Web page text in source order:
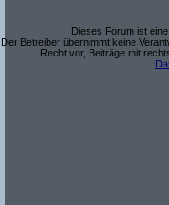
Dieses Forum ist
Der Betreiber übernimmt keine
Recht vor, Beiträge mit